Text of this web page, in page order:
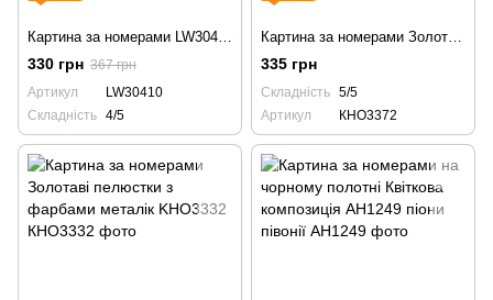
Картина за номерами LW30410 Білі півонії з фарбами металік
330 грн 367 грн
Артикул
LW30410
Складність 4/5
Картина за номерами Золотисті пелюстки півонії з фарбами металік extra KHO3372
335 грн
Складність 5/5
Артикул
КНО3372